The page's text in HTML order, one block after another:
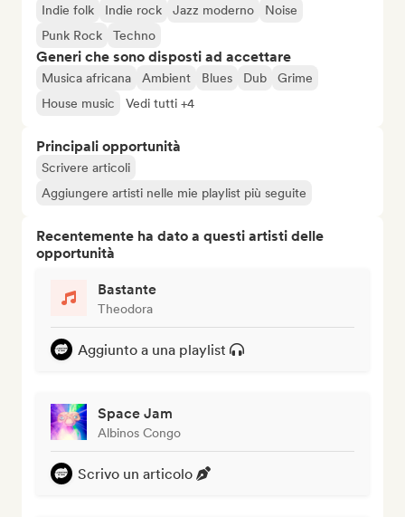
Indie folk
Indie rock Jazz moderno
Noise
Punk Rock
Techno
Generi che sono disposti ad accettare
Musica africana Ambient Blues Dub
Grime
House music
Vedi tutti +4
Principali opportunità
Scrivere articoli
Aggiungere artisti nelle mie playlist più seguite
Recentemente ha dato a questi artisti delle
opportunità
Bastante
Theodora
Aggiunto a una playlist
Space Jam
Albinos Congo
Scrivo un articolo